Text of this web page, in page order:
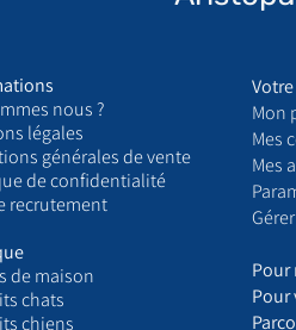
nous ?
légales
générales de vente
de confidentialité
recrutement
de maison
chats
chiens
Mon
Mes
Mes
​Pour
Pour